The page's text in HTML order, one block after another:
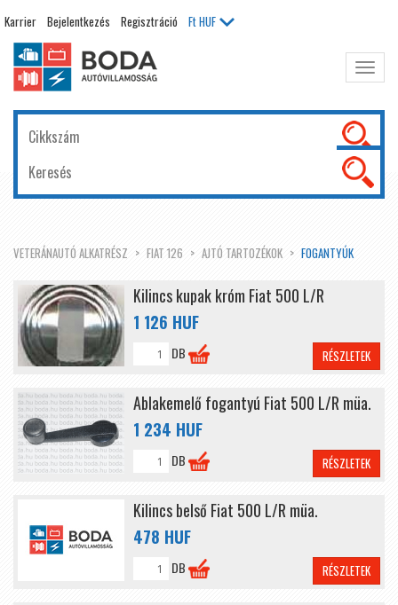
Karrier Bejelentkezés Regisztráció FtHUF
VETERÁNAUTÓ ALKATRÉSZ FIAT 126 AJTÓ TARTOZÉKOK FOGANTYÚK
Kilincs kupak króm Fiat 500 L/R
1 126 HUF
DB RÉSZLETEK
Ablakemelő fogantyú Fiat 500 L/R müa.
1 234 HUF
DB RÉSZLETEK
Kilincs belső Fiat 500 L/R müa.
478 HUF
DB RÉSZLETEK